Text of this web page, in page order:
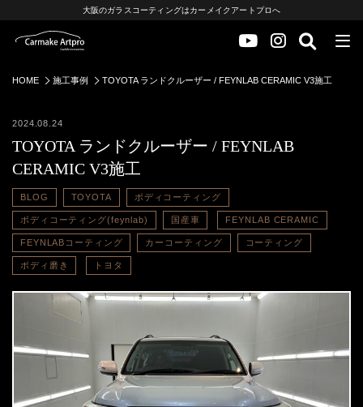
大阪のガラスコーティングはカーメイクアートプロへ
HOME 施工事例 TOYOTA ランドクルーザー / FEYNLAB CERAMIC V3施工
2024.08.24
TOYOTA ランドクルーザー / FEYNLAB
CERAMIC V3施工
BLOG TOYOTA ボディコーティング
ボディコーティング(feynlab) 国産車 FEYNLAB CERAMIC
FEYNLABコーティング カーコーティング コーティング
ボディ磨き トヨタ